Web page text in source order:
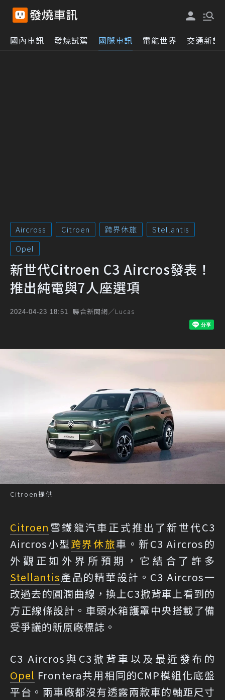
國內車訊 發燒試駕 國際車訊 電能世界 交通新訊
Aircross Citroen 跨界休旅
Stellantis
Opel
新世代Citroen C3 Aircros發表！
推出純電與7人座選項
2024-04-23 18:51 聯合新聞網／Lucas
Citroen提供
Citroen 雪鐵龍汽車正式推出了新世代C3
Aircros小型 跨界休旅車。新C3 Aircros的
外觀正如外界所預期，它結合了許多
Stellantis產品的精華設計。C3 Aircros一
改過去的圓潤曲線，換上C3掀背車上看到的
方正線條設計。車頭水箱護罩中央搭載了備
受爭議的新原廠標誌。
C3 Aircros與C3掀背車以及最近發布的
Opel Frontera共用相同的CMP模組化底盤
平台。兩車廠都沒有透露兩款車的軸距尺寸